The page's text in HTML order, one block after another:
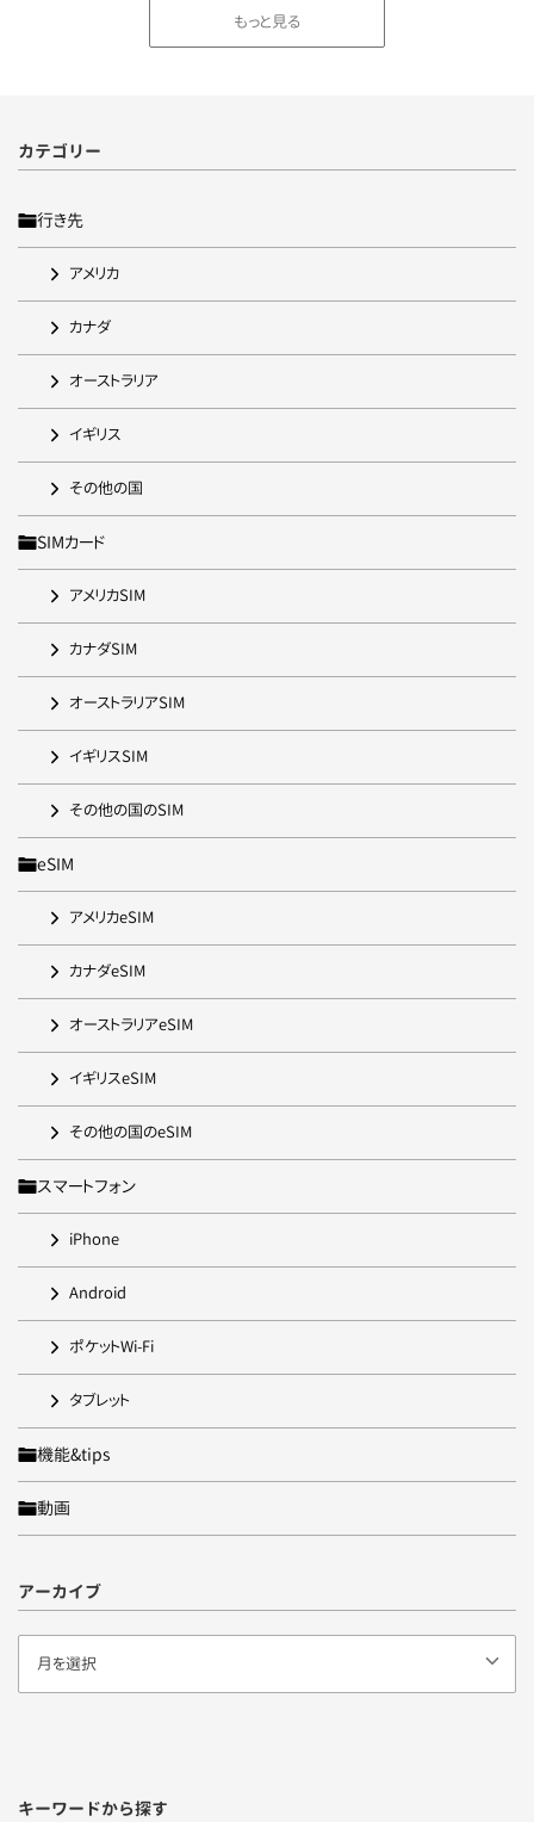
もっと見る
カテゴリー
行き先
アメリカ
カナダ
オーストラリア
イギリス
その他の国
SIMカード
アメリカSIM
カナダSIM
オーストラリアSIM
イギリスSIM
その他の国のSIM
eSIM
アメリカeSIM
カナダeSIM
オーストラリアeSIM
イギリスeSIM
その他の国のeSIM
スマートフォン
iPhone
Android
ポケットWi-Fi
タブレット
機能&tips
動画
アーカイブ
キーワードから探す